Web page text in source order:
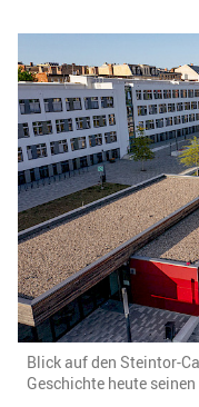
Blick auf den Steintor-
Geschichte heute